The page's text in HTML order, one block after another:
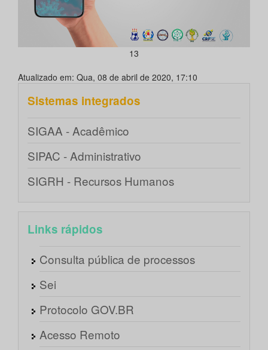
13
Atualizado em: Qua, 08 de abril de 2020, 17:10
Sistemas integrados
SIGAA - Acadêmico
SIPAC - Administrativo
SIGRH - Recursos Humanos
Links rápidos
Consulta pública de processos
Sei
Protocolo GOV.BR
Acesso Remoto